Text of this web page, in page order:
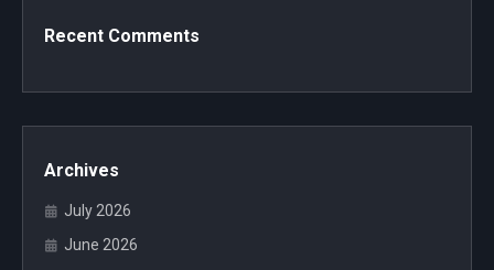
Recent Comments
Archives
July 2026
June 2026